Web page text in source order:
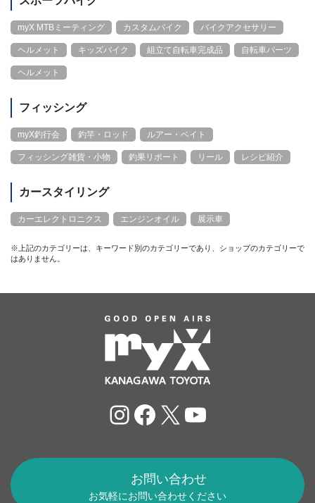
myX MTBミーティング カスタムバイク バイクアクセサリー
ヘルメット キッズバイク 組立て自転車完成品 自転車パーツ
ヘルメット
フィッシング
myX釣行会 釣竿・ロッド ルアー・ベイト
フィッシング雑貨・小物 釣果リポート リール レシピ紹介
カースタイリング
カーエレクトロニクス エンジンオイル 展示車
※上記のカテゴリーは、キーワード別のカテゴリーであり、ショップのカテゴリーで
はありません。
Instagram
Facebook
X YouTube
お問い合わせ
お気軽にお問い合わせください